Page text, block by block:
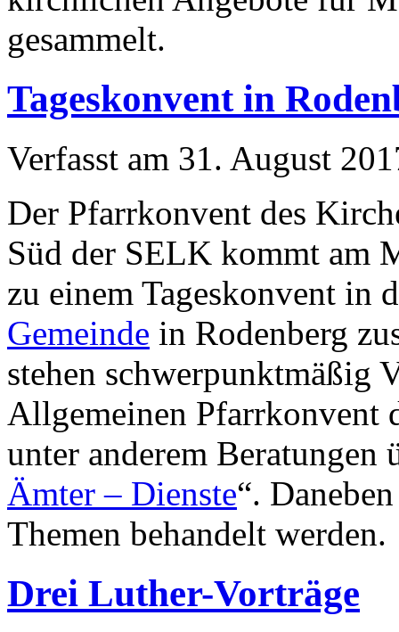
gesammelt.
Tageskonvent in
Verfasst am 31. August
Der Pfarrkonvent des
Süd der SELK kommt am
zu einem Tageskonvent in
Gemeinde in Rodenberg
stehen schwerpunktmäßig
Allgemeinen Pfarrkonvent
unter anderem Beratungen
Ämter – Dienste“.
Themen behandelt werden.
Drei Luther-Vorträge